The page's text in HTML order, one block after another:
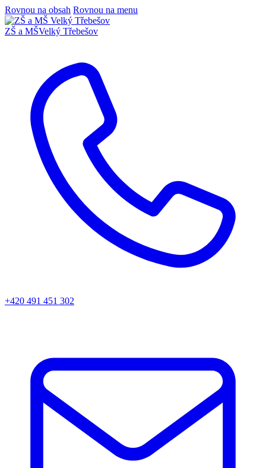
Rovnou na obsah Rovnou na menu
ZŠ a MŠVelký Třebešov
+420 491 451 302